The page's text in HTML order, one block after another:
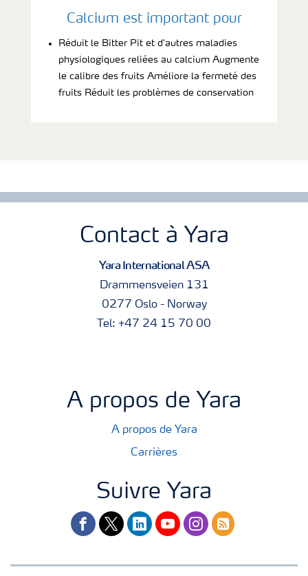
Calcium est important pour
Réduit le Bitter Pit et d'autres maladies
physiologiques reliées au calcium Augmente
le calibre des fruits Améliore la fermeté des
fruits Réduit les problèmes de conservation
Contact à Yara
Yara International ASA
Drammensveien 131
0277 Oslo - Norway
Tel: +47 24 15 70 00
A propos de Yara
A propos de Yara
Carrières
Suivre Yara
facebooktwitterlinkedinyoutubeinstagram
rss